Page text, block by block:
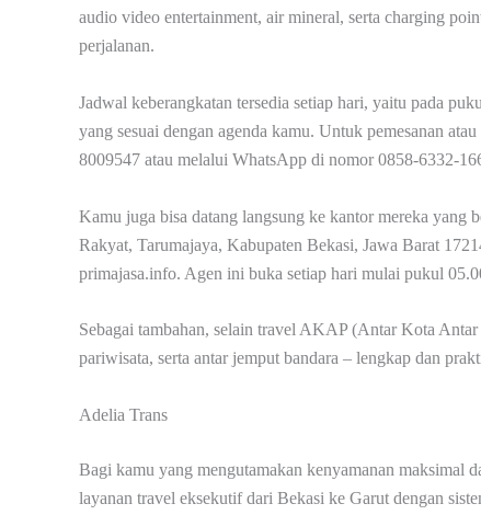
audio video entertainment, air mineral, serta charging
perjalanan.
Jadwal keberangkatan tersedia setiap hari, yaitu pada
yang sesuai dengan agenda kamu. Untuk pemesanan
8009547 atau melalui WhatsApp di nomor 0858-6332-
Kamu juga bisa datang langsung ke kantor mereka yang
Rakyat, Tarumajaya, Kabupaten Bekasi, Jawa Barat
primajasa.info. Agen ini buka setiap hari mulai pukul
Sebagai tambahan, selain travel AKAP (Antar Kota
pariwisata, serta antar jemput bandara – lengkap dan
Adelia Trans
Bagi kamu yang mengutamakan kenyamanan maksimal
layanan travel eksekutif dari Bekasi ke Garut dengan